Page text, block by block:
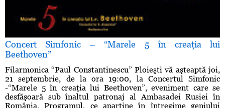
Concert Simfonic – “Marele 5 în creaţia lui
Beethoven”
Filarmonica “Paul Constantinescu” Ploieşti vă aşteaptă joi,
21 septembrie, de la ora 19:00, la Concertul Simfonic
-“Marele 5 în creaţia lui Beethoven”, eveniment care se
desfăşoară sub înaltul patronaj al Ambasadei Rusiei în
România. Programul, ce aparţine în întregime geniului